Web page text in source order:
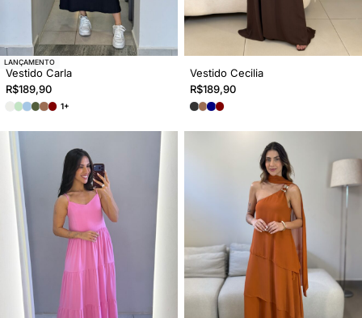
LANÇAMENTO
Vestido Carla
R$189,90
1+
Vestido Cecilia
R$189,90